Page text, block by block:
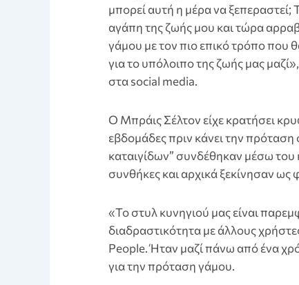
μπορεί αυτή η μέρα να
αγάπη της ζωής μου και τώρα
γάμου με τον πιο επικό τρόπο
για το υπόλοιπο της ζωής μας
στα social media.
Ο Μπράις Σέλτον είχε κρατήσει
εβδομάδες πριν κάνει την
καταιγίδων” συνδέθηκαν μέσω του
συνθήκες και αρχικά ξεκίνησαν ως
«Το στυλ κυνηγιού μας είναι
διαδραστικότητα με άλλους
People. Ήταν μαζί πάνω από ένα
για την πρόταση γάμου.